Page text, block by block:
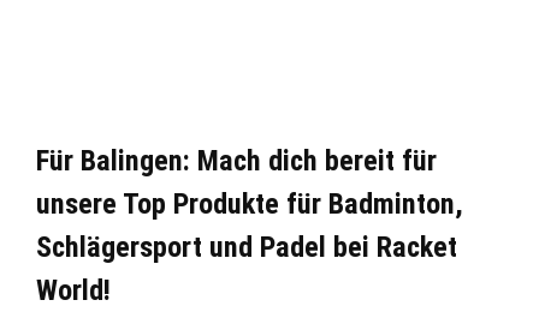
Für Balingen: Mach dich bereit für
unsere Top Produkte für Badminton,
Schlägersport und Padel bei Racket
World!